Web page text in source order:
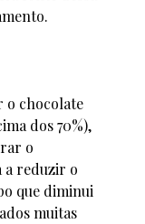
o chocolate
dos 70%),
o
a reduzir o
que diminui
muitas